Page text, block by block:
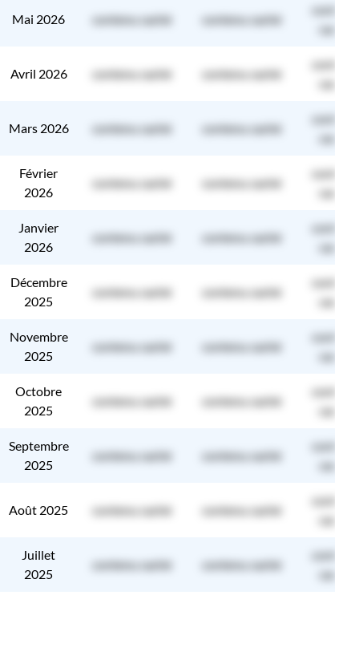
Mai 2026 contenu caché contenu caché
contenu
caché
Avril 2026 contenu caché contenu caché
contenu
caché
Mars 2026 contenu caché contenu caché
contenu
caché
Février
2026
contenu caché contenu caché
contenu
caché
Janvier
2026
contenu caché contenu caché
contenu
caché
Décembre
2025
contenu caché contenu caché
contenu
caché
Novembre
2025
contenu caché contenu caché
contenu
caché
Octobre
2025
contenu caché contenu caché
contenu
caché
Septembre
2025
contenu caché contenu caché
contenu
caché
Août 2025 contenu caché contenu caché
contenu
caché
Juillet
2025
contenu caché contenu caché
contenu
caché